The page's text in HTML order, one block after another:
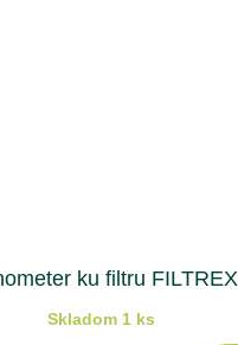
ku filtru FILTREX
Skladom 1 ks